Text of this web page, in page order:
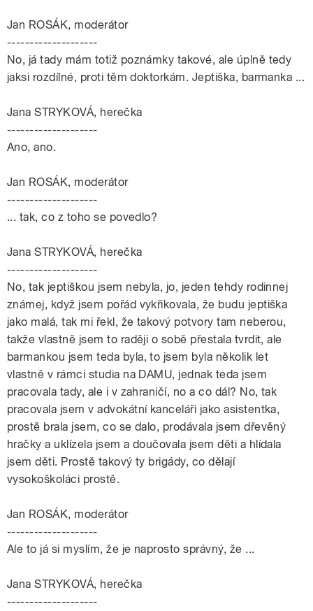
Jan ROSÁK, moderátor
--------------------
No, já tady mám totiž poznámky takové, ale úplně tedy
jaksi rozdílné, proti těm doktorkám. Jeptiška, barmanka ...
Jana STRYKOVÁ, herečka
--------------------
Ano, ano.
Jan ROSÁK, moderátor
--------------------
... tak, co z toho se povedlo?
Jana STRYKOVÁ, herečka
--------------------
No, tak jeptiškou jsem nebyla, jo, jeden tehdy rodinnej
známej, když jsem pořád vykřikovala, že budu jeptiška
jako malá, tak mi řekl, že takový potvory tam neberou,
takže vlastně jsem to raději o sobě přestala tvrdit, ale
barmankou jsem teda byla, to jsem byla několik let
vlastně v rámci studia na DAMU, jednak teda jsem
pracovala tady, ale i v zahraničí, no a co dál? No, tak
pracovala jsem v advokátní kanceláři jako asistentka,
prostě brala jsem, co se dalo, prodávala jsem dřevěný
hračky a uklízela jsem a doučovala jsem děti a hlídala
jsem děti. Prostě takový ty brigády, co dělají
vysokoškoláci prostě.
Jan ROSÁK, moderátor
--------------------
Ale to já si myslím, že je naprosto správný, že ...
Jana STRYKOVÁ, herečka
--------------------